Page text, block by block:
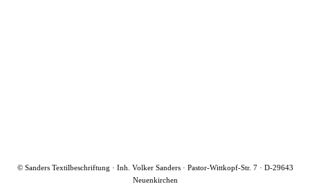
© Sanders Textilbeschriftung · Inh. Volker Sanders · Pastor-Wittkopf-Str. 7 · D-29643
Neuenkirchen